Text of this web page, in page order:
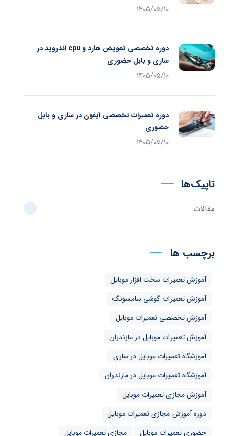
1405/05/10
دوره تخصصی تعویض هارد و cpu اندروید در
ساری و بابل حضوری
1405/05/10
دوره تعمیرات تخصصی آیفون در ساری و بابل
حضوری
1405/05/10
تاپیک‌ها
مقالات
برچسب ها
آموزش تعمیرات سخت افزار موبایل
آموزش تعمیرات گوشی سامسونگ
آموزش تخصصی تعمیرات موبایل
آموزش تعمیرات موبایل در مازندران
آموزشگاه تعمیرات موبایل در ساری
آموزشگاه تعمیرات موبایل در مازندران
آموزش مجازی تعمیرات موبایل
دوره آموزش مجازی تعمیرات موبایل
حضوری تعمیرات موبایل
مجازی تعمیرات موبایل